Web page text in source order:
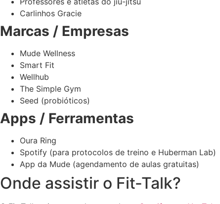
Carlinhos Gracie
Marcas / Empresas
Mude Wellness
Smart Fit
Wellhub
The Simple Gym
Seed (probióticos)
Apps / Ferramentas
Oura Ring
Spotify (para protocolos de treino e Huberman Lab)
App da Mude (agendamento de aulas gratuitas)
Onde assistir o Fit-Talk?